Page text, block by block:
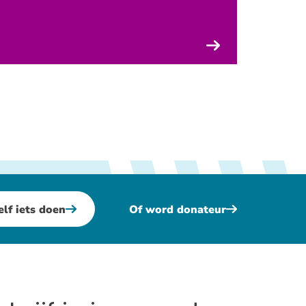
iets doen Of word donateur